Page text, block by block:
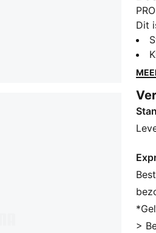
Dit
>